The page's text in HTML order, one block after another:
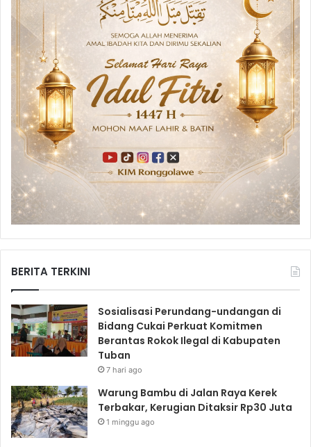
BERITA TERKINI
Sosialisasi Perundang-undangan di
Bidang Cukai Perkuat Komitmen
Berantas Rokok Ilegal di Kabupaten
Tuban
7 hari ago
Warung Bambu di Jalan Raya Kerek
Terbakar, Kerugian Ditaksir Rp30 Juta
1 minggu ago